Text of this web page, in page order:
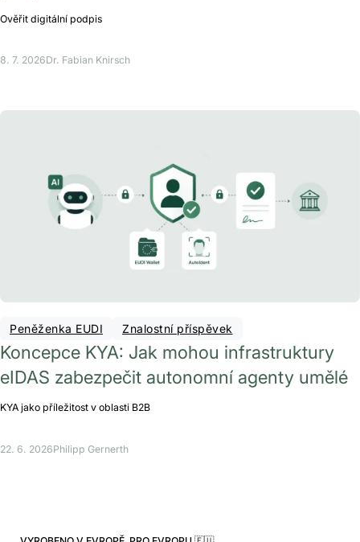
Ověřit digitální podpis
8. 7. 2026Dr. Fabian Knirsch
Peněženka EUDI Znalostní příspěvek
Koncepce KYA: Jak mohou infrastruktury
eIDAS zabezpečit autonomní agenty umělé
KYA jako příležitost v oblasti B2B
22. 6. 2026Philipp Gernerth